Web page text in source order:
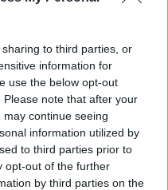
to third parties, or
information for
use the below opt-out
note that after your
continue seeing
information utilized by
to third parties prior to
opt-out of the further
by third parties on the
σας με δημητριακά
ιώσεις